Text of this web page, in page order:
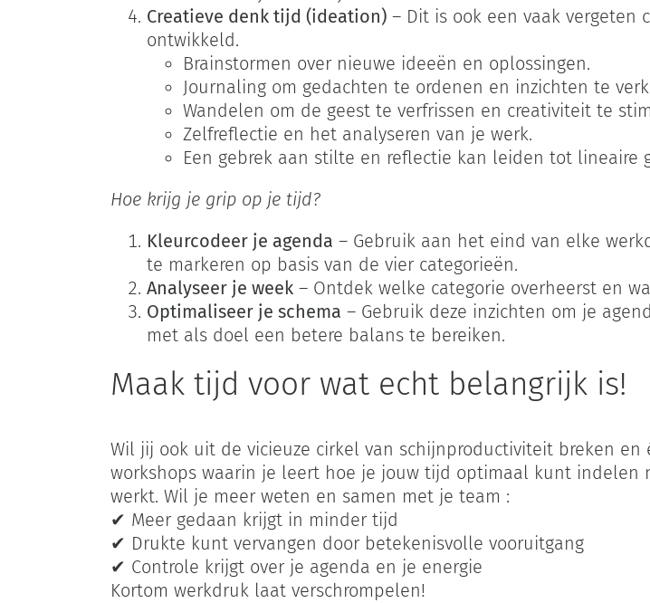
Creatieve denk tijd (ideation)– Dit is ook een vaak vergeten
ontwikkeld.
Brainstormen over nieuwe ideeën en oplossingen.
Journaling om gedachten te ordenen en inzichten te
Wandelen om de geest te verfrissen en creativiteit te
Zelfreflectie en het analyseren van je werk.
Een gebrek aan stilte en reflectie kan leiden tot lineaire
Hoe krijg je grip op je tijd?
Kleurcodeer je agenda – Gebruik aan het eind van elke
te markeren op basis van de vier categorieën.
Analyseer je week– Ontdek welke categorie overheerst en
Optimaliseer je schema – Gebruik deze inzichten om je
met als doel een betere balans te bereiken.
Maak tijd voor wat echt belangrijk is!
Wil jij ook uit de vicieuze cirkel van schijnproductiviteit breken
workshops waarin je leert hoe je jouw tijd optimaal kunt
werkt. Wil je meer weten en samen met je team :
✔ Meer gedaan krijgt in minder tijd
✔ Drukte kunt vervangen door betekenisvolle vooruitgang
✔ Controle krijgt over je agenda en je energie
Kortom werkdruk laat verschrompelen!